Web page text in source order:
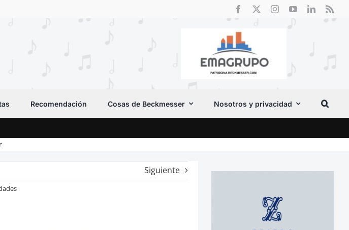
Recomendación Cosas de Beckmesser Nosotros y privacidad
Siguiente